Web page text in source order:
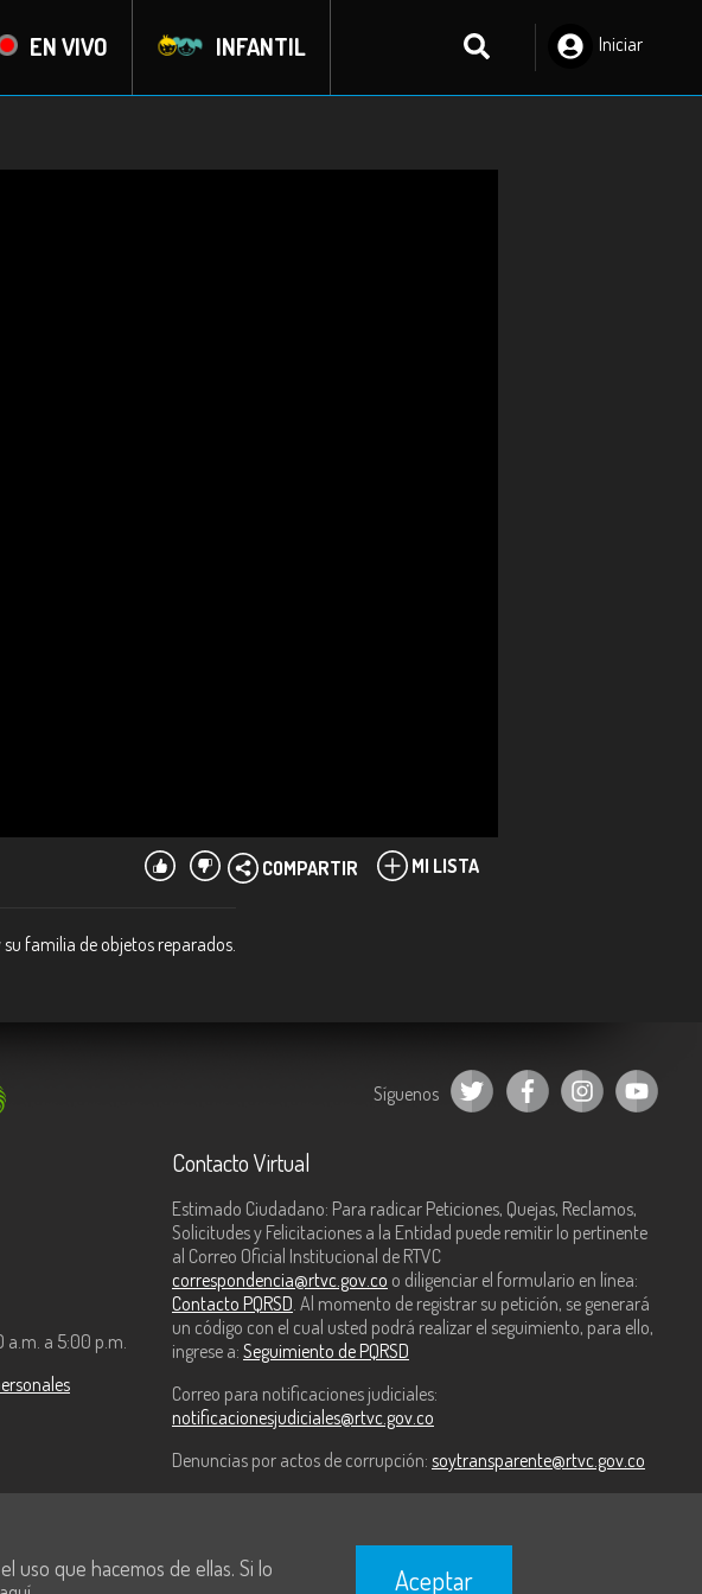
EN VIVO INFANTIL
Iniciar
MI LISTA
COMPARTIR
familia de objetos reparados.
Síguenos
a.m. a 5:00 p.m.
Contacto Virtual
Estimado Ciudadano: Para radicar Peticiones, Quejas, Reclamos,
Solicitudes y Felicitaciones a la Entidad puede remitir lo pertinente
al Correo Oficial Institucional de RTVC
correspondencia@rtvc.gov.co o diligenciar el formulario en línea:
Contacto PQRSD . Al momento de registrar su petición, se generará
un código con el cual usted podrá realizar el seguimiento, para ello,
ingrese a: Seguimiento de PQRSD
Correo para notificaciones judiciales:
notificacionesjudiciales@rtvc.gov.co
Denuncias por actos de corrupción: soytransparente@rtvc.gov.co
uso que hacemos de ellas. Si lo
Aceptar